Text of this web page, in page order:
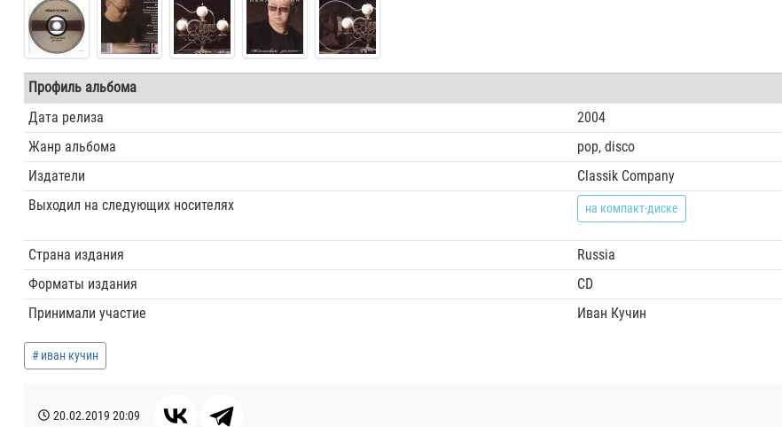
Профиль альбома
Дата релиза
2004
Жанр альбома
pop, disco
Издатели
Classik Company
Выходил на следующих носителях
на компакт-диске
Страна издания
Russia
Форматы издания
CD
Принимали участие
Иван Кучин
иван кучин
20.02.2019 20:09